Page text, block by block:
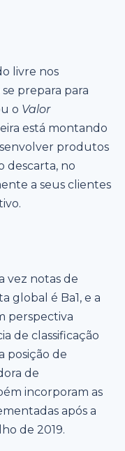
livre nos
prepara para
o Valor
está montando
produtos
descarta, no
a seus clientes
vez notas de
global é Ba1, e a
perspectiva
de classificação
posição de
de
incorporam as
após a
de 2019.